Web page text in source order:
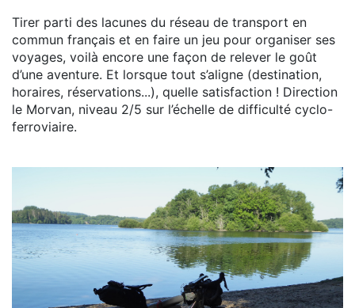
Tirer parti des lacunes du réseau de transport en
commun français et en faire un jeu pour organiser ses
voyages, voilà encore une façon de relever le goût
d’une aventure. Et lorsque tout s’aligne (destination,
horaires, réservations...), quelle satisfaction ! Direction
le Morvan, niveau 2/5 sur l’échelle de difficulté cyclo-
ferroviaire.